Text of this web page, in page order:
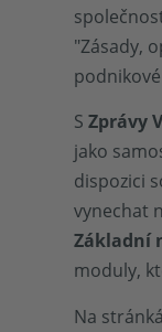
"Zásady,
SZprávy
jako
dispozici
vynechat
Základní
moduly,
Na